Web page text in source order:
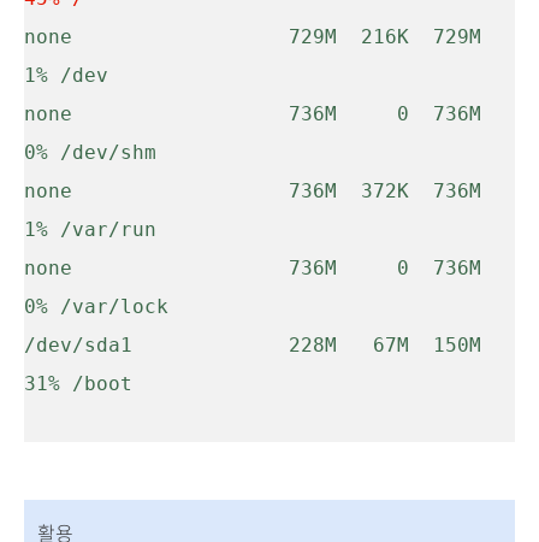
none                  729M  216K  729M
1% /dev
none                  736M     0  736M
0% /dev/shm
none                  736M  372K  736M
1% /var/run
none                  736M     0  736M
0% /var/lock
/dev/sda1             228M   67M  150M
31% /boot
활용